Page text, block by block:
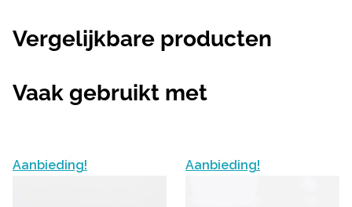
Vergelijkbare producten
Vaak gebruikt met
Aanbieding! Aanbieding!